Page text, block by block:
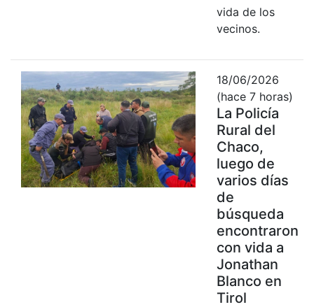
vida de los
vecinos.
18/06/2026
(hace 7 horas)
La Policía
Rural del
Chaco,
luego de
varios días
de
búsqueda
encontraron
con vida a
Jonathan
Blanco en
Tirol